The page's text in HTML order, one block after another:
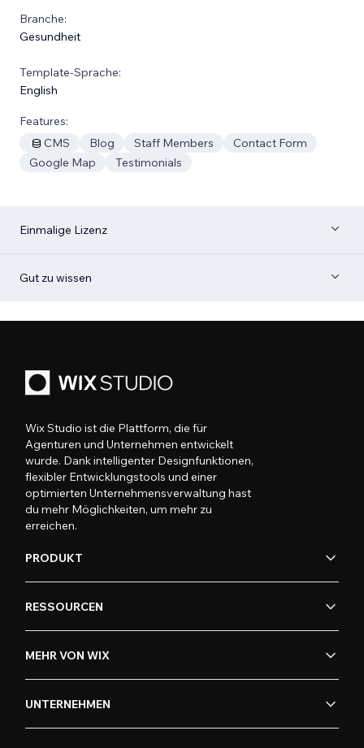
Branche:
Gesundheit
Template-Sprache:
English
Features:
CMS
Blog Staff Members
Contact Form
Google Map
Testimonials
Einmalige Lizenz
Gut zu wissen
Wix Studio ist die Plattform, die für
Agenturen und Unternehmen entwickelt
wurde. Dank intelligenter Designfunktionen,
flexibler Entwicklungstools und einer
optimierten Unternehmensverwaltung hast
du mehr Möglichkeiten, um mehr zu
erreichen.
PRODUKT
RESSOURCEN
MEHR VON WIX
UNTERNEHMEN